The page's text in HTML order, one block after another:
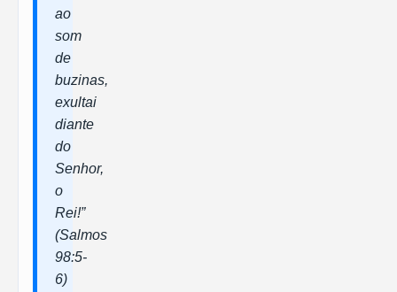
ao
som
de
buzinas,
exultai
diante
do
Senhor,
o
Rei!”
(Salmos
98:5-
6)